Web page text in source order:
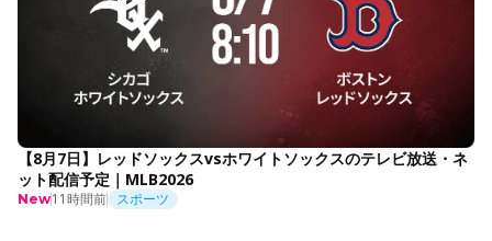
【8月7日】レッドソックスvsホワイトソックスのテレビ放送・ネ
ット配信予定｜MLB2026
New11時間前 スポーツ